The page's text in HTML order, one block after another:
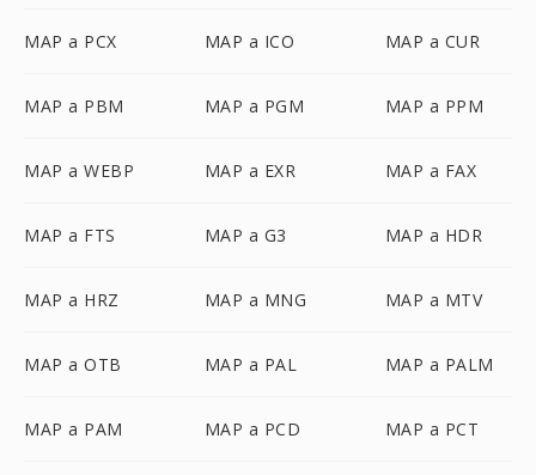
MAP a PCX MAP a ICO MAP a CUR
MAP a PBM MAP a PGM MAP a PPM
MAP a WEBP MAP a EXR MAP a FAX
MAP a FTS MAP a G3 MAP a HDR
MAP a HRZ MAP a MNG MAP a MTV
MAP a OTB MAP a PAL MAP a PALM
MAP a PAM MAP a PCD MAP a PCT